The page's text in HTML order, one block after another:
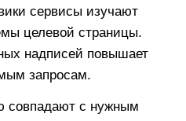
сервисы изучают
целевой страницы.
надписей повышает
запросам.
совпадают с нужным